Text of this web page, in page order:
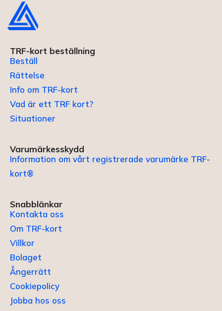
TRF-kort beställning
Beställ
Rättelse
Info om TRF-kort
Vad är ett TRF kort?
Situationer
Varumärkesskydd
Information om vårt registrerade varumärke TRF-
kort®
Snabblänkar
Kontakta oss
Om TRF-kort
Villkor
Bolaget
Ångerrätt
Cookiepolicy
Jobba hos oss